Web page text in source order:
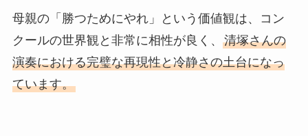
母親の「勝つためにやれ」という価値観は、コン
クールの世界観と非常に相性が良く、 清塚さんの
演奏における完璧な再現性と冷静さの土台になっ
ています。